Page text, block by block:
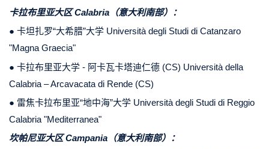
卡拉布里亚大区 Calabria（意大利南部）：
● 卡坦扎罗“大希腊”大学 Università degli Studi di Catanzaro
"Magna Graecia"
● 卡拉布里亚大学 - 阿卡瓦卡塔迪仁德 (CS) Università della
Calabria – Arcavacata di Rende (CS)
● 雷焦卡拉布里亚“地中海”大学 Università degli Studi di Reggio
Calabria "Mediterranea"
坎帕尼亚大区 Campania（意大利南部）：